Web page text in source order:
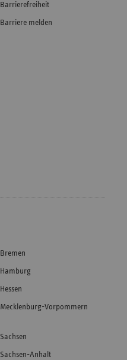
Barrierefreiheit
Barriere melden
Bremen
Hamburg
Hessen
Mecklenburg-Vorpommern
Sachsen
Sachsen-Anhalt